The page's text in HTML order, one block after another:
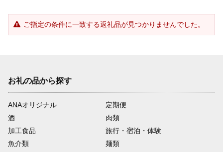
ご指定の条件に一致する返礼品が見つかりませんでした。
お礼の品から探す
ANAオリジナル
定期便
酒
肉類
加工食品
旅行・宿泊・体験
魚介類
麺類